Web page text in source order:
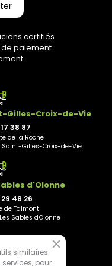
certifiés
de paiement
Gilles-Croix-de-Vie
38 87
de la Roche
Saint-Gilles-Croix-de-Vie
d'Olonne
48 26
de Talmont
Sables d'Olonne
similaires
pour